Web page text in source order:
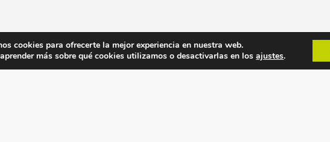
cookies para ofrecerte la mejor experiencia en nuestra web.
más sobre qué cookies utilizamos o desactivarlas en losajustes.